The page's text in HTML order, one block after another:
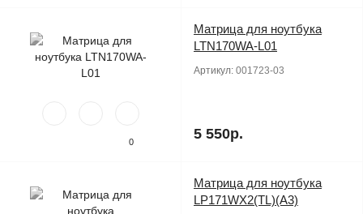
0
Матрица для ноутбука
LTN170WA-L01
Артикул: 001723-03
5 550р.
Матрица для ноутбука
LP171WX2(TL)(A3)